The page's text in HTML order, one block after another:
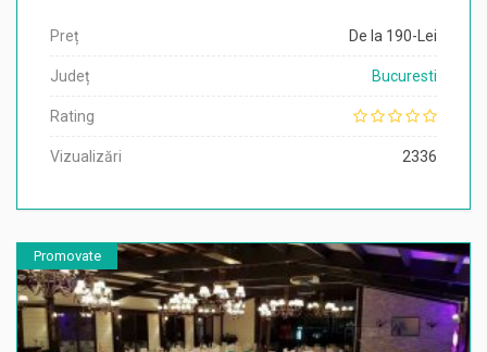
Preț De la 190-Lei
Județ Bucuresti
Rating
Vizualizări 2336
Promovate